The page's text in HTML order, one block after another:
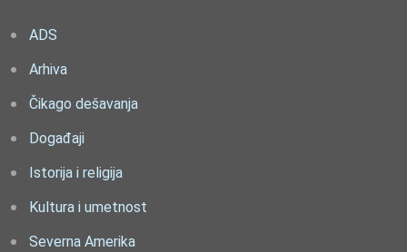
ADS
Arhiva
Čikago dešavanja
Događaji
Istorija i religija
Kultura i umetnost
Severna Amerika